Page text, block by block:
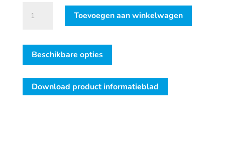
ZINC
500
AEROSOL
aantal
Toevoegen aan winkelwagen
Beschikbare opties
Download product informatieblad